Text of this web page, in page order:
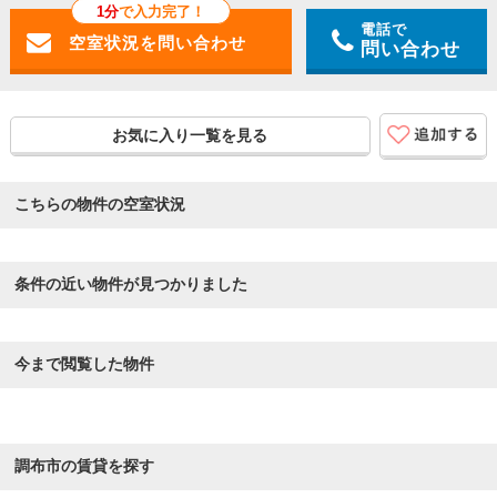
1分で入力完了！
電話で
問い合わせ
お気に入り一覧を見る
こちらの物件の空室状況
条件の近い物件が見つかりました
今まで閲覧した物件
調布市の賃貸を探す